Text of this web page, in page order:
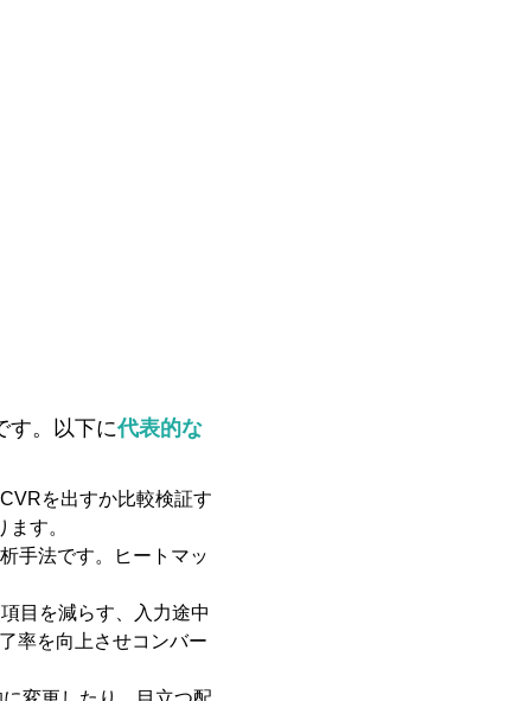
す。以下に代表的な
を出すか比較検証す
す。
手法です。ヒートマッ
目を減らす、入力途中
率を向上させコンバー